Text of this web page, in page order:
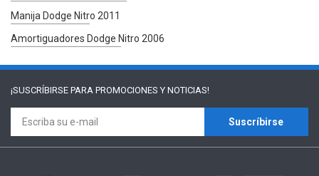
Manija Dodge Nitro 2011
Amortiguadores Dodge Nitro 2006
¡SUSCRÍBIRSE PARA PROMOCIONES Y NOTICIAS!
Suscríbirse